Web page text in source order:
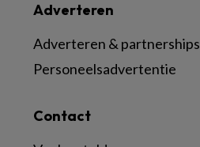
Contact
Adverteren
Adverteren & partnerships
Personeelsadvertentie